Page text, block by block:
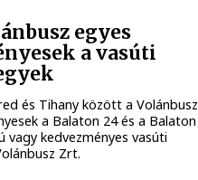
egyes
a vasúti
és Tihany között a Volánbusz
a Balaton 24 és a Balaton
vagy kedvezményes vasúti
Zrt.